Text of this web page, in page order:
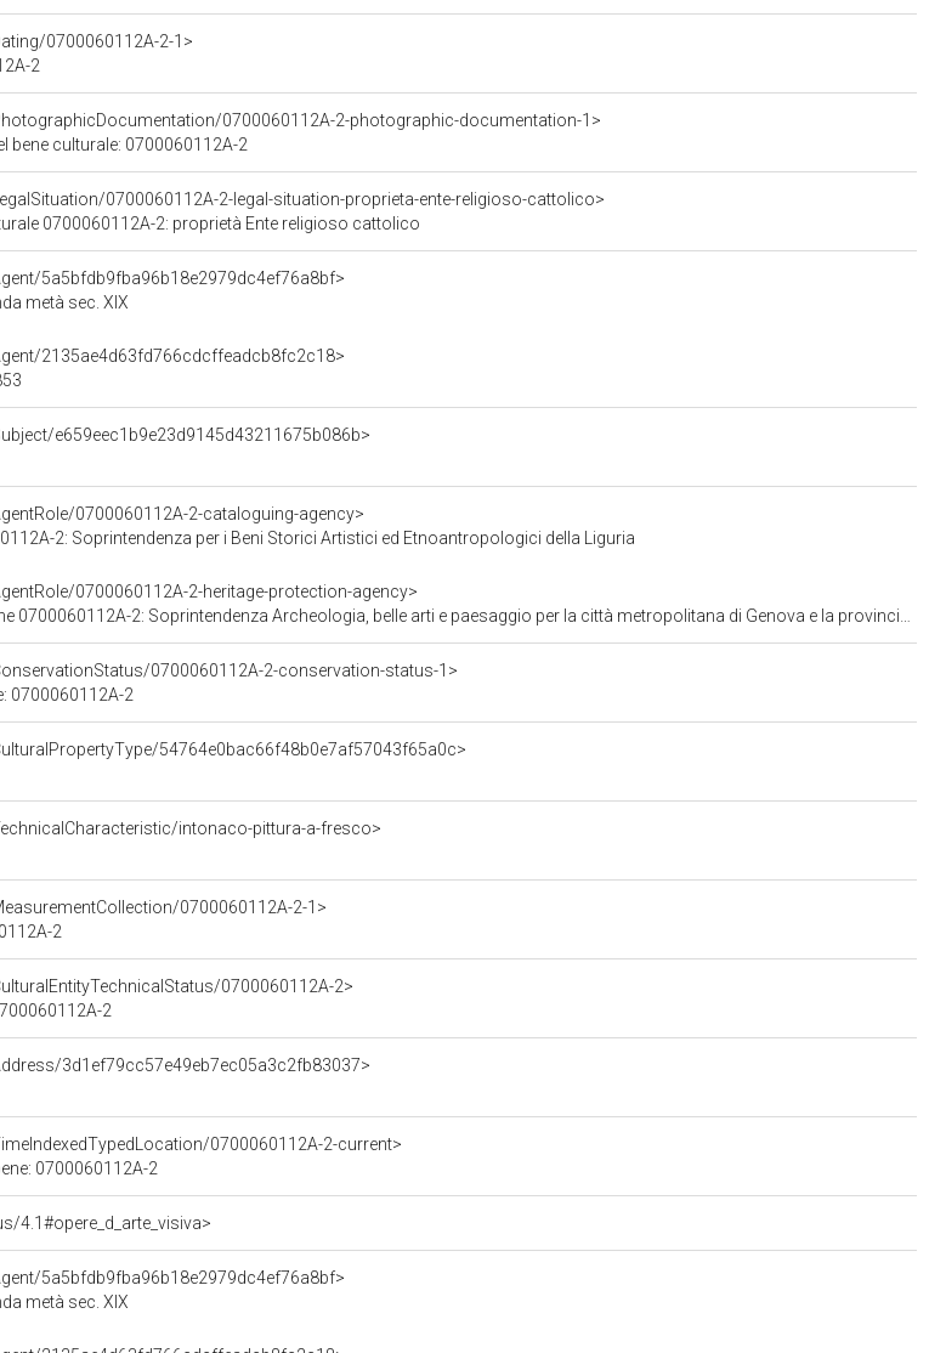
0700060112A-2-1>
2
0700060112A-2-photographic-documentation-1>
culturale: 0700060112A-2
0700060112A-2-legal-situation-proprieta-ente-religioso-cattolico>
0700060112A-2: proprietà Ente religioso cattolico
5a5bfdb9fba96b18e2979dc4ef76a8bf>
metà sec. XIX
2135ae4d63fd766cdcffeadcb8fc2c18>
e659eec1b9e23d9145d43211675b086b>
0700060112A-2-cataloguing-agency>
2: Soprintendenza per i Beni Storici Artistici ed Etnoantropologici della Liguria
0700060112A-2-heritage-protection-agency>
2: Soprintendenza Archeologia, belle arti e paesaggio per la città metropolitana di Genova e la provincia di La Spezia
0700060112A-2-conservation-status-1>
0700060112A-2
54764e0bac66f48b0e7af57043f65a0c>
intonaco-pittura-a-fresco>
0700060112A-2-1>
2
0700060112A-2>
2
3d1ef79cc57e49eb7ec05a3c2fb83037>
0700060112A-2-current>
0700060112A-2
4.1#opere_d_arte_visiva>
5a5bfdb9fba96b18e2979dc4ef76a8bf>
metà sec. XIX